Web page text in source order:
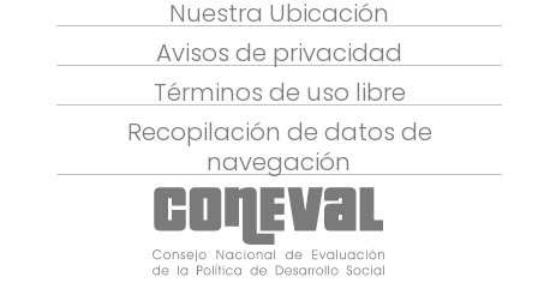
Nuestra Ubicación
Avisos de privacidad
Términos de uso libre
Recopilación de datos de
navegación